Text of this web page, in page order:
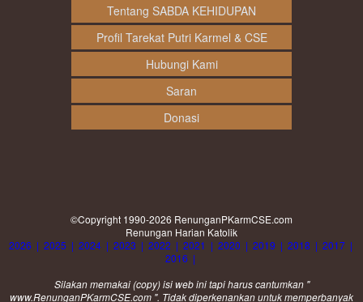
Tentang SABDA KEHIDUPAN
Profil Tarekat Putri Karmel & CSE
Hubungi Kami
Saran
Donasi
©Copyright 1990-2026 RenunganPKarmCSE.com
Renungan Harian Katolik
2026 | 2025 | 2024 | 2023 | 2022 | 2021 | 2020 | 2019 | 2018 | 2017 |
2016 |
Silakan memakai (copy) isi web ini tapi harus cantumkan "
www.RenunganPKarmCSE.com ". Tidak diperkenankan untuk memperbanyak